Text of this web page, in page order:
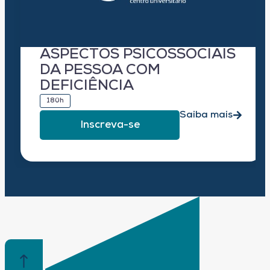
ASPECTOS PSICOSSOCIAIS
DA PESSOA COM
DEFICIÊNCIA
180h
Inscreva-se
Saiba mais